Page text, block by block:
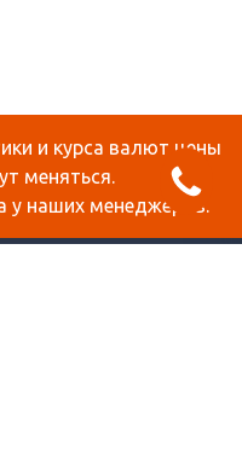
и курса валют цены
меняться.
у наших менеджеров.